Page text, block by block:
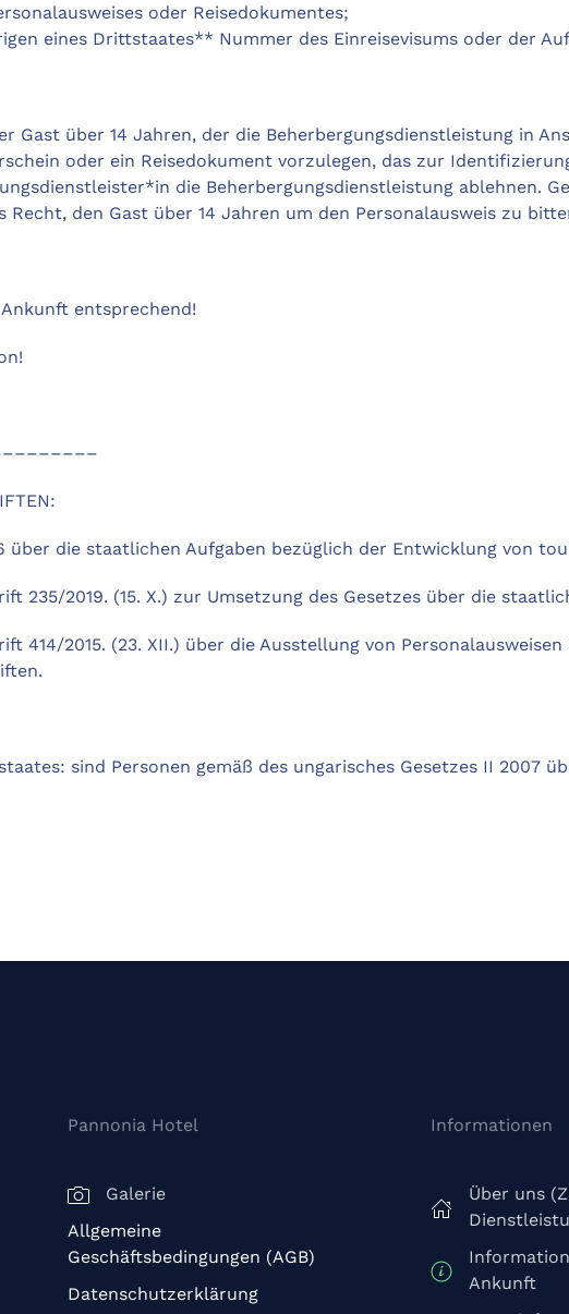
oder Reisedokumentes;
eines Drittstaates** Nummer des Einreisevisums oder der
Gast über 14 Jahren, der die Beherbergungsdienstleistung in
oder ein Reisedokument vorzulegen, das zur
die Beherbergungsdienstleistung ablehnen.
Recht, den Gast über 14 Jahren um den Personalausweis zu
entsprechend!
über die staatlichen Aufgaben bezüglich der Entwicklung von
235/2019. (15. X.) zur Umsetzung des Gesetzes über die
414/2015. (23. XII.) über die Ausstellung von
sind Personen gemäß des ungarisches Gesetzes II 2007
Pannonia Hotel
Galerie
Allgemeine
Geschäftsbedingungen (AGB)
Datenschutzerklärung
Informationen
Über uns
Ankunft